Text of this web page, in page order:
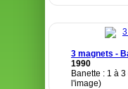
3 magnets -
1990
Banette : 1 à
l'image)